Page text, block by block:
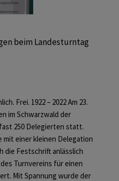
beim Landesturntag
Frei. 1922 – 2022 Am 23.
im Schwarzwald der
250 Delegierten statt.
mit einer kleinen Delegation
die Festschrift anlässlich
Turnvereins für einen
Mit Spannung wurde der